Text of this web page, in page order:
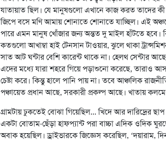
যাতায়াত ছিল। যে মানুষগুলো এখানে কাজ করত তাদের
জিপে বসে মণি আমায় শোনাতে শোনাতে যাচ্ছিল। এই
পারে এমন মানুষ খোঁজার জন্য অন্তত দু মাইল হাঁটতে হবে।
কতগুলো আখাম্বা হাই টেনসান টাওয়ার, ঝুলে থাকা
সাত আট ঘন্টার বেশি কারেন্ট থাকে না। হেলথ সেন্টার
এদের মধ্যে যারা শহরে গিয়ে পড়াশুনো করেছে, তারাও
চেষ্টা করে। কিন্তু হালে পানি পায় না। তবে আঞ্চলিক
পঞ্চায়েত প্রধান আছে, সরকারী প্রকল্প আছে। খাতায়
গ্রামটায় ঢুকতেই বোঝা গিয়েছিল... খিদে আর দারিদ্রের
একটা বোতাম-ছেঁড়া হাফপ্যান্ট পরা বাচ্চা এদিক ওদিক
অবাক হয়েছিল। ড্রাইভারকে জিজ্ঞেস করেছিল,